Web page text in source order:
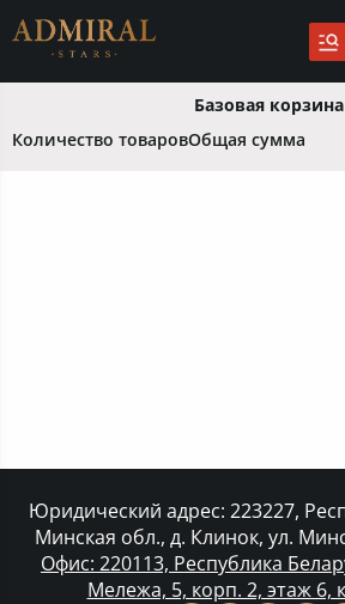
Базовая корзина
Количество товаровОбщая сумма
Юридический адрес: 223227,
Минская обл., д. Клинок, ул.
Офис: 220113, Республика
Мележа, 5, корп. 2, этаж 6,